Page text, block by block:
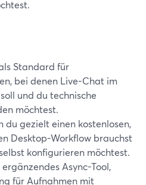
Standard für
bei denen Live-Chat im
und du technische
möchtest.
du gezielt einen kostenlosen,
Desktop-Workflow brauchst
konfigurieren möchtest.
Async-Tool,
für Aufnahmen mit